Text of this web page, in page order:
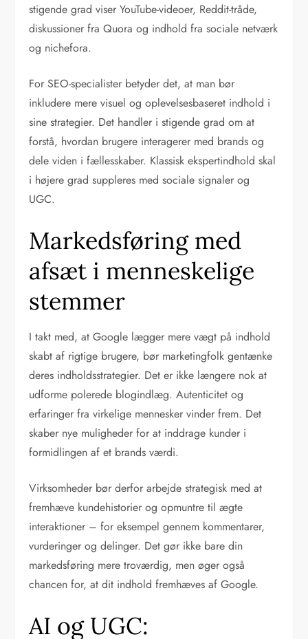
stigende grad viser YouTube-videoer, Reddit-tråde,
diskussioner fra Quora og indhold fra sociale netværk
og nichefora.
For SEO-specialister betyder det, at man bør
inkludere mere visuel og oplevelsesbaseret indhold i
sine strategier. Det handler i stigende grad om at
forstå, hvordan brugere interagerer med brands og
dele viden i fællesskaber. Klassisk ekspertindhold skal
i højere grad suppleres med sociale signaler og
UGC.
Markedsføring med
afsæt i menneskelige
stemmer
I takt med, at Google lægger mere vægt på indhold
skabt af rigtige brugere, bør marketingfolk gentænke
deres indholdsstrategier. Det er ikke længere nok at
udforme polerede blogindlæg. Autenticitet og
erfaringer fra virkelige mennesker vinder frem. Det
skaber nye muligheder for at inddrage kunder i
formidlingen af et brands værdi.
Virksomheder bør derfor arbejde strategisk med at
fremhæve kundehistorier og opmuntre til ægte
interaktioner – for eksempel gennem kommentarer,
vurderinger og delinger. Det gør ikke bare din
markedsføring mere troværdig, men øger også
chancen for, at dit indhold fremhæves af Google.
AI og UGC: